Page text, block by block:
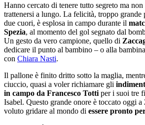
Hanno cercato di tenere tutto segreto ma
trattenersi a lungo. La felicità, troppo grande
due cuori, è esplosa in campo durante il
Spezia, al momento del gol segnato dal
Un gesto da vero campione, quello di
dedicare il punto al bambino – o alla
con Chiara Nasti.
Il pallone è finito dritto sotto la maglia,
ciuccio, quasi a voler richiamare gli
in campo da Francesco Totti per i suoi tre
Isabel. Questo grande onore è toccato oggi a
voluto gridare al mondo di essere pronto